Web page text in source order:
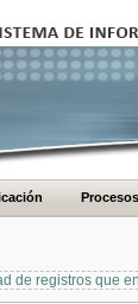
Procesos
de registros que